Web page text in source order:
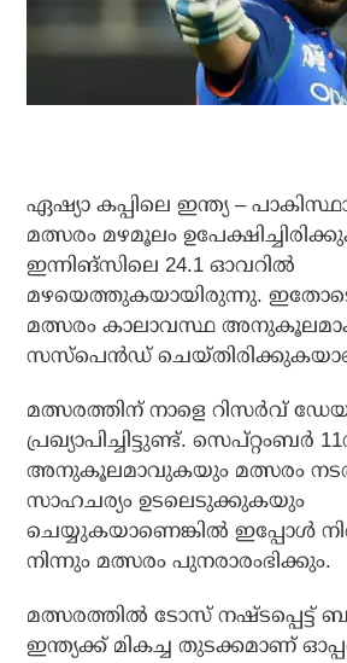
ഏഷ്യാ കപ്പിലെ ഇന്ത്യ –
മത്സരം മഴമൂലം
ഇന്നിങ്‌സിലെ 24.1 ഓവറില്‍
മഴയെത്തുകയായിരുന്നു. ഇതോടെ
മത്സരം കാലാവസ്ഥ
സസ്‌പെന്‍ഡ്
മത്സരത്തിന് നാളെ റിസര്‍വ്
പ്രഖ്യാപിച്ചിട്ടുണ്ട്. സെപ്റ്റംബര്‍
അനുകൂലമാവുകയും മത്സരം
സാഹചര്യം ഉടലെടുക്കുകയും
ചെയ്യുകയാണെങ്കില്‍ ഇപ്പോള്‍
നിന്നും മത്സരം പുനരാരംഭിക്കും.
മത്സരത്തില്‍ ടോസ് നഷ്ടപ്പെട്ട്
ഇന്ത്യക്ക് മികച്ച തുടക്കമാണ്